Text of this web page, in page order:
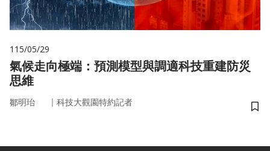
115/05/29
氣候走向極端：預測模型與調適科技重建防災
思維
鄒明珆 ｜ 科技大觀園特約記者
儲